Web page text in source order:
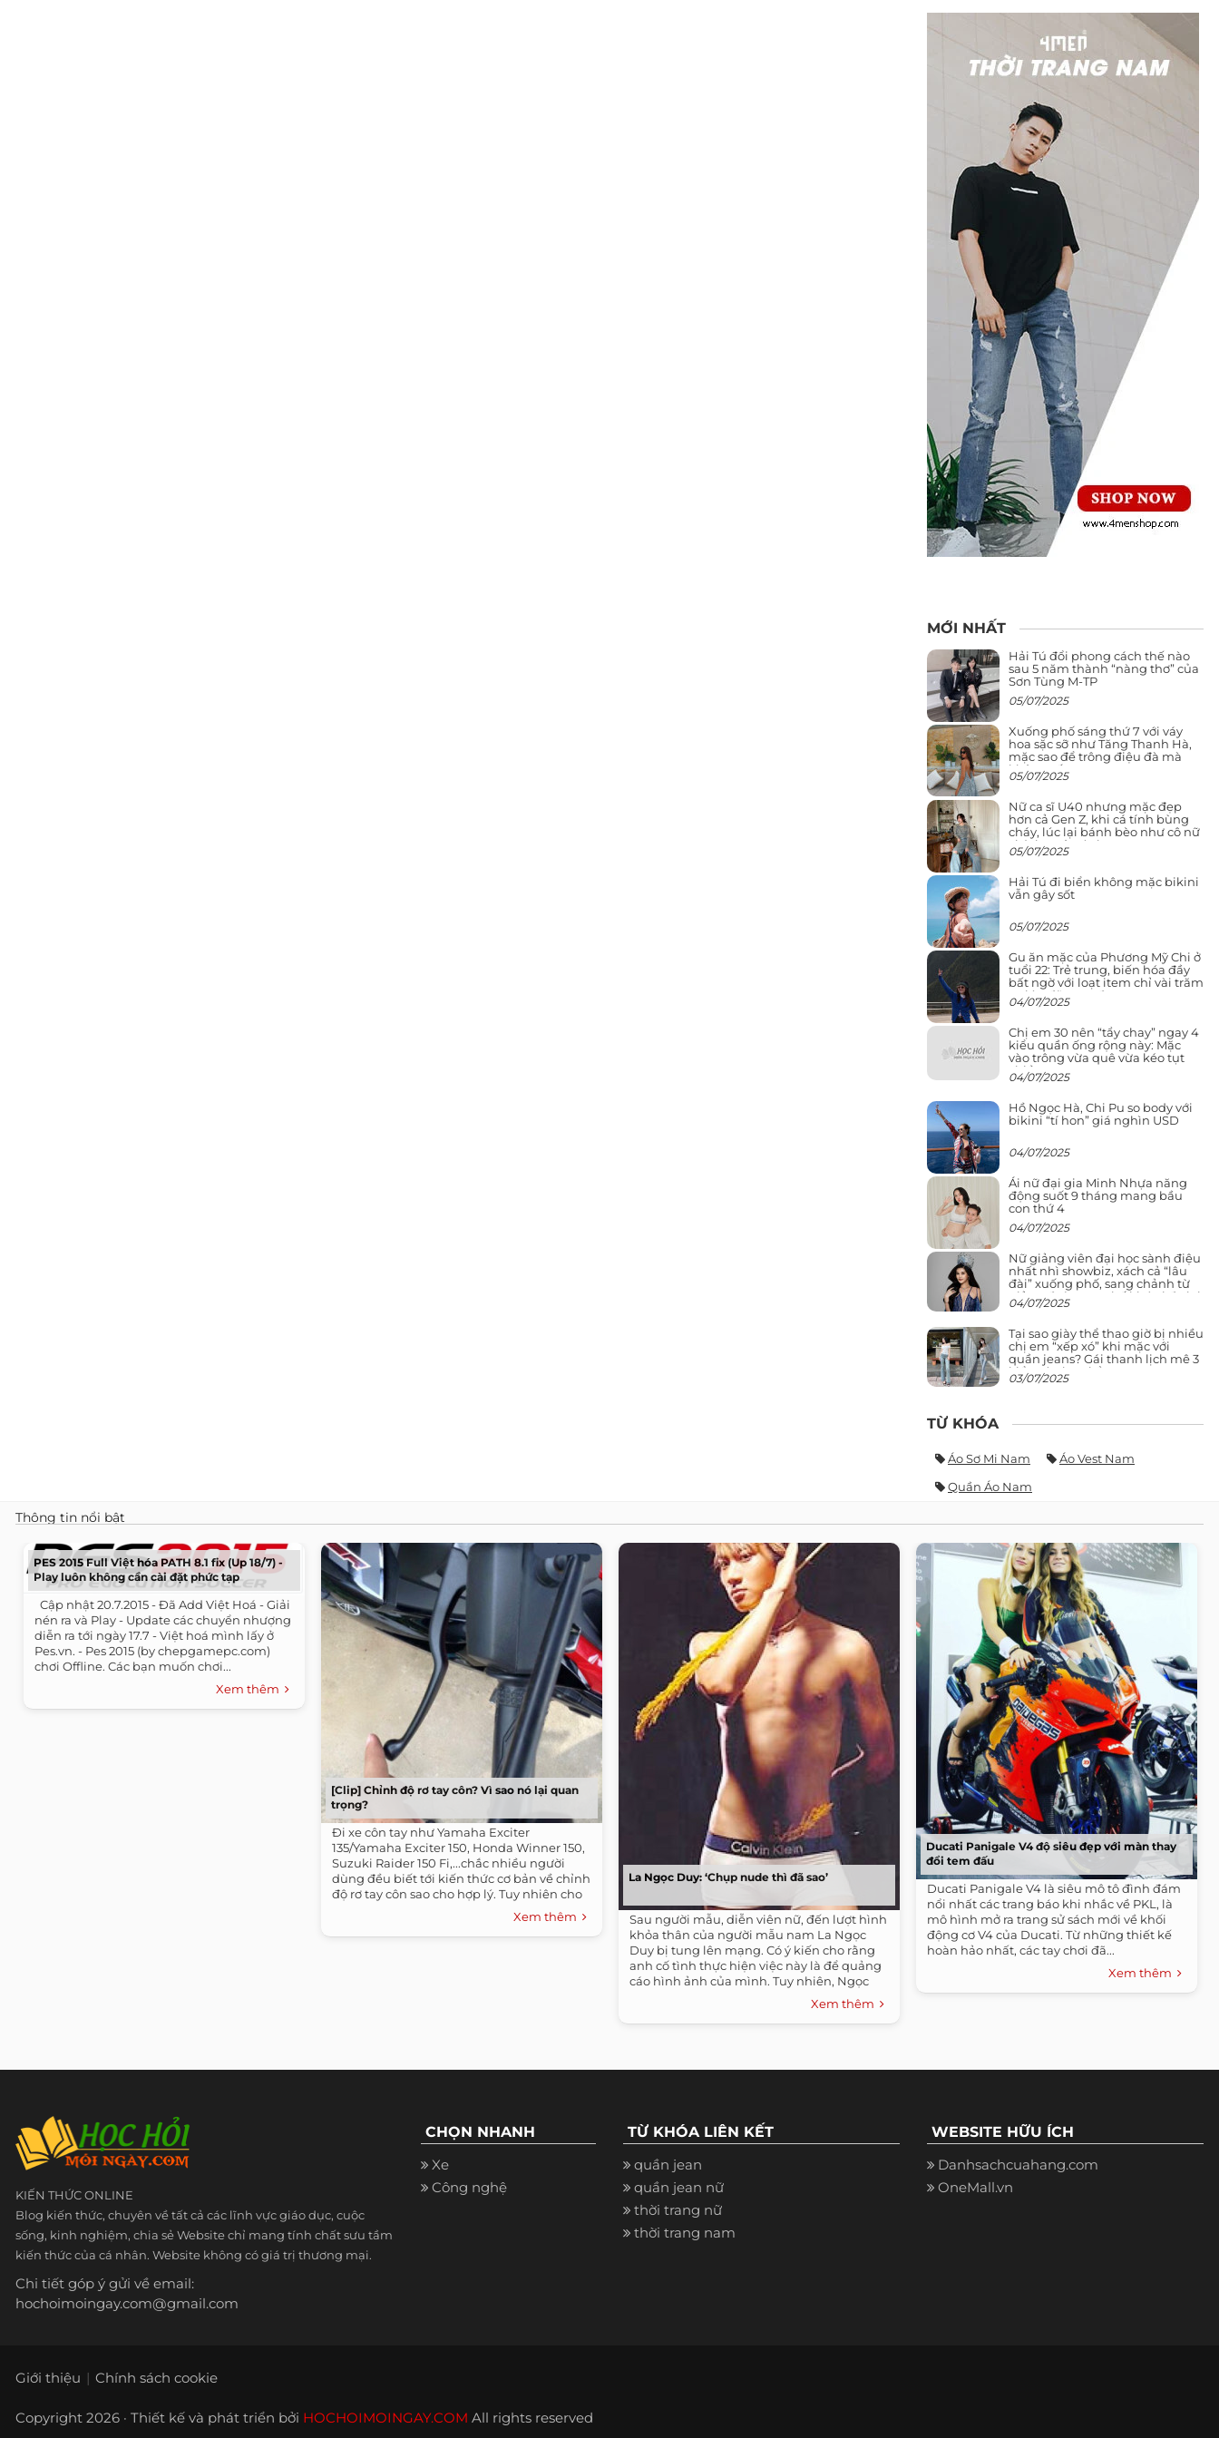
MỚI NHẤT
Hải Tú đổi phong cách thế nào
sau 5 năm thành “nàng thơ” của
Sơn Tùng M-TP
05/07/2025
Xuống phố sáng thứ 7 với váy
hoa sặc sỡ như Tăng Thanh Hà,
mặc sao để trông điệu đà mà
không sến
05/07/2025
Nữ ca sĩ U40 nhưng mặc đẹp
hơn cả Gen Z, khi cá tính bùng
cháy, lúc lại bánh bèo như cô nữ
chính ngôn tình
05/07/2025
Hải Tú đi biển không mặc bikini
vẫn gây sốt
05/07/2025
Gu ăn mặc của Phương Mỹ Chi ở
tuổi 22: Trẻ trung, biến hóa đầy
bất ngờ với loạt item chỉ vài trăm
nghìn đã mua được
04/07/2025
Chị em 30 nên “tẩy chay” ngay 4
kiểu quần ống rộng này: Mặc
vào trông vừa quê vừa kéo tụt
chiều cao
04/07/2025
Hồ Ngọc Hà, Chi Pu so body với
bikini “tí hon” giá nghìn USD
04/07/2025
Ái nữ đại gia Minh Nhựa năng
động suốt 9 tháng mang bầu
con thứ 4
04/07/2025
Nữ giảng viên đại học sành điệu
nhất nhì showbiz, xách cả “lâu
đài” xuống phố, sang chảnh từ
giảng đường ra phố khó ai đọ lại
04/07/2025
Tại sao giày thể thao giờ bị nhiều
chị em “xếp xó” khi mặc với
quần jeans? Gái thanh lịch mê 3
kiểu này hơn hẳn
03/07/2025
TỪ KHÓA
Áo Sơ Mi Nam
Áo Vest Nam
Quần Áo Nam
Thông tin nổi bật
PES 2015 Full Việt hóa PATH 8.1 fix (Up 18/7) -
Play luôn không cần cài đặt phức tạp
​ ​ Cập nhật 20.7.2015 - Đã Add Việt Hoá - Giải
nén ra và Play - Update các chuyển nhượng
diễn ra tới ngày 17.7 - Việt hoá mình lấy ở
Pes.vn. - Pes 2015 (by chepgamepc.com)
chơi Offline. Các bạn muốn chơi...
Xem thêm
[Clip] Chỉnh độ rơ tay côn? Vì sao nó lại quan
trọng?
Đi xe côn tay như Yamaha Exciter
135/Yamaha Exciter 150, Honda Winner 150,
Suzuki Raider 150 Fi,...chắc nhiều người
dùng đều biết tới kiến thức cơ bản về chỉnh
độ rơ tay côn sao cho hợp lý. Tuy nhiên cho
Xem thêm
La Ngọc Duy: ‘Chụp nude thì đã sao’
Sau người mẫu, diễn viên nữ, đến lượt hình
khỏa thân của người mẫu nam La Ngọc
Duy bị tung lên mạng. Có ý kiến cho rằng
anh cố tình thực hiện việc này là để quảng
cáo hình ảnh của mình. Tuy nhiên, Ngọc
Duy khẳng định, anh chụp nude chỉ để
nhìn lại lúc không còn là người mẫu.
Xem thêm
Ducati Panigale V4 độ siêu đẹp với màn thay
đổi tem đấu
Ducati Panigale V4 là siêu mô tô đình đám
nổi nhất các trang báo khi nhắc về PKL, là
mô hình mở ra trang sử sách mới về khối
động cơ V4 của Ducati. Từ những thiết kế
hoàn hảo nhất, các tay chơi đã...
Xem thêm
KIẾN THỨC ONLINE
Blog kiến thức, chuyên về tất cả các lĩnh vực giáo dục, cuộc
sống, kinh nghiệm, chia sẻ Website chỉ mang tính chất sưu tầm
kiến thức của cá nhân. Website không có giá trị thương mại.
Chi tiết góp ý gửi về email:
hochoimoingay.com@gmail.com
CHỌN NHANH
Xe
Công nghệ
TỪ KHÓA LIÊN KẾT
quần jean
quần jean nữ
thời trang nữ
thời trang nam
WEBSITE HỮU ÍCH
Danhsachcuahang.com
OneMall.vn
Giới thiệu Chính sách cookie
Copyright 2026 · Thiết kế và phát triển bởi HOCHOIMOINGAY.COM All rights reserved